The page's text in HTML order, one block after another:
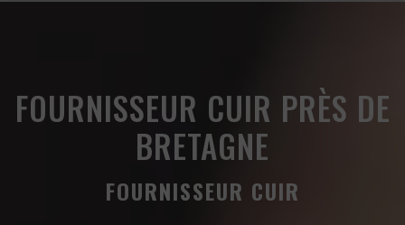
FOURNISSEUR CUIR PRÈS DE
BRETAGNE
FOURNISSEUR CUIR